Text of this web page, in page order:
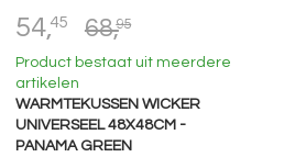
54,45 68,95
Product bestaat uit meerdere
artikelen
WARMTEKUSSEN WICKER
UNIVERSEEL 48X48CM -
PANAMA GREEN